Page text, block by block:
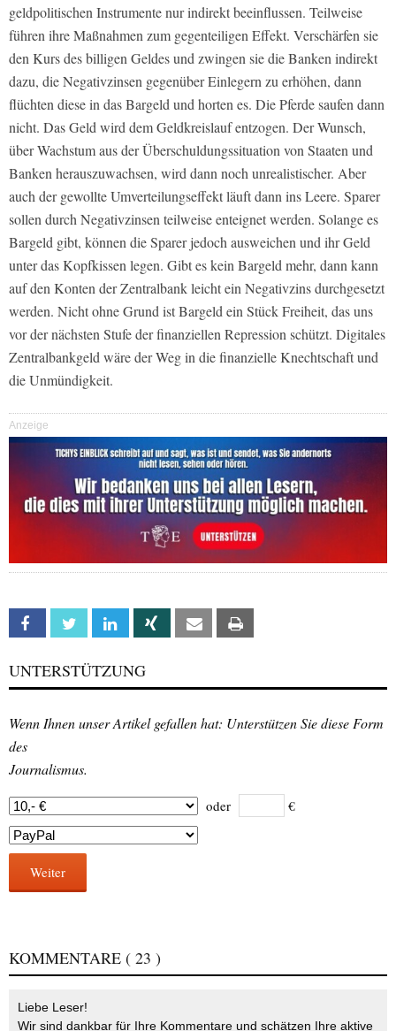
geldpolitischen Instrumente nur indirekt beeinflussen. Teilweise
führen ihre Maßnahmen zum gegenteiligen Effekt. Verschärfen sie
den Kurs des billigen Geldes und zwingen sie die Banken indirekt
dazu, die Negativzinsen gegenüber Einlegern zu erhöhen, dann
flüchten diese in das Bargeld und horten es. Die Pferde saufen dann
nicht. Das Geld wird dem Geldkreislauf entzogen. Der Wunsch,
über Wachstum aus der Überschuldungssituation von Staaten und
Banken herauszuwachsen, wird dann noch unrealistischer. Aber
auch der gewollte Umverteilungseffekt läuft dann ins Leere. Sparer
sollen durch Negativzinsen teilweise enteignet werden. Solange es
Bargeld gibt, können die Sparer jedoch ausweichen und ihr Geld
unter das Kopfkissen legen. Gibt es kein Bargeld mehr, dann kann
auf den Konten der Zentralbank leicht ein Negativzins durchgesetzt
werden. Nicht ohne Grund ist Bargeld ein Stück Freiheit, das uns
vor der nächsten Stufe der finanziellen Repression schützt. Digitales
Zentralbankgeld wäre der Weg in die finanzielle Knechtschaft und
die Unmündigkeit.
Anzeige
Facebook Twitter Linkedin Xing Email
UNTERSTÜTZUNG
Wenn Ihnen unser Artikel gefallen hat: Unterstützen Sie diese Form
des
Journalismus.
oder €
Weiter
KOMMENTARE ( 23 )
Liebe Leser!
Wir sind dankbar für Ihre Kommentare und schätzen Ihre aktive